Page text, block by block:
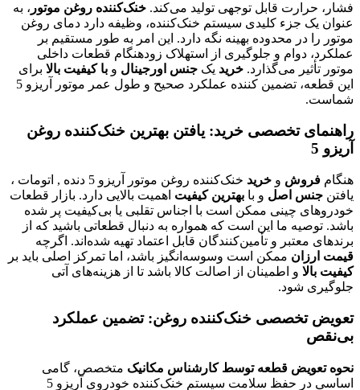
فشار، حرارت قابل توجهی تولید می‌کند. خنک‌کننده روغن موتور ، به
عنوان یک جزء کلیدی سیستم خنک‌کننده، وظیفه دارد دمای روغن
موتور را در محدوده بهینه نگه دارد. این امر به طور مستقیم بر
عملکرد، دوام و جلوگیری از استهلاک زودهنگام قطعات داخلی
موتور تأثیر می‌گذارد. خرید یک جنس اورجینال و با کیفیت بالا برای
این قطعه، تضمین کننده عملکرد صحیح و طول عمر موتور آریزو 5
شماست.
راهنمای تخصصی خرید: یافتن بهترین خنک‌کننده روغن
آریزو 5
هنگام فروش و خرید
خنک‌کننده روغن موتور آریزو 5 دنده , اتومات ،
یافتن جنس اصل و با بهترین کیفیت اهمیت بالایی دارد. بازار قطعات
خودروهای چینی ممکن است با اجناس تقلبی یا بی‌کیفیت پر شده
باشد. توصیه ما این است که همواره به دنبال قطعاتی باشید که از
برندهای معتبر و تأمین‌کنندگان قابل اعتماد تهیه شده‌اند. اگرچه
قیمت ارزان ممکن است وسوسه‌انگیز باشد، اما تمرکز اصلی باید بر
کیفیت بالا و اطمینان از اصالت کالا باشد تا از هزینه‌های آتی
جلوگیری شود.
تعویض تخصصی خنک‌کننده روغن: تضمین عملکرد
بی‌نقص
نحوه تعویض قطعه توسط کارشناس مکانیک متخصص، گامی
اساسی در حفظ سلامت سیستم خنک‌کننده خودروی آریزو 5